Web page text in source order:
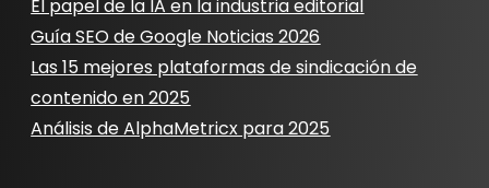
El papel de la IA en la industria editorial
Guía SEO de Google Noticias 2026
Las 15 mejores plataformas de sindicación de
contenido en 2025
Análisis de AlphaMetricx para 2025